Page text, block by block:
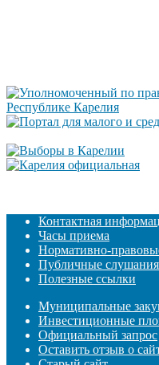
Контактная
Часы приема
Нормативно-
Публичные слушания
Полезные ссылки
Муниципальные
Инвестиционные
Официальный запрос
Оставить отзыв о